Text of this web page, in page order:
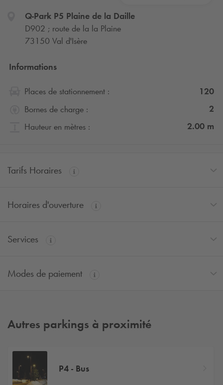
Q-ParkP5 Plaine de la Daille
D902 ; route de la la Plaine
73150 Val d'Isère
Informations
Places de stationnement :
120
Bornes de charge :
2
Hauteur en mètres :
2.00 m
Tarifs Horaires
Horaires d'ouverture
Services
Modes de paiement
Autres parkings à proximité
P4 - Bus